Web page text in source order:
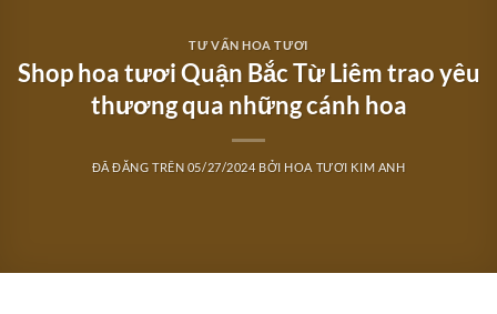
TƯ VẤN HOA TƯƠI
Shop hoa tươi Quận Bắc Từ Liêm trao yêu
thương qua những cánh hoa
ĐÃ ĐĂNG TRÊN 05/27/2024 BỞI HOA TƯƠI KIM ANH